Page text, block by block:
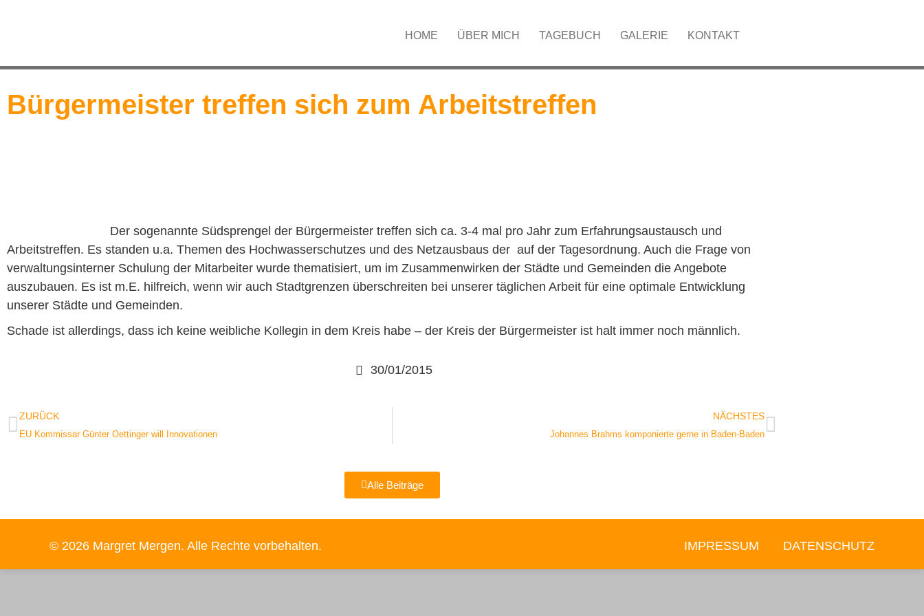
HOME ÜBER MICH TAGEBUCH GALERIE KONTAKT
Bürgermeister treffen sich zum Arbeitstreffen
Der sogenannte Südsprengel der Bürgermeister treffen sich ca. 3-4 mal pro Jahr zum Erfahrungsaustausch und
Arbeitstreffen. Es standen u.a. Themen des Hochwasserschutzes und des Netzausbaus der auf der Tagesordnung. Auch die Frage von
verwaltungsinterner Schulung der Mitarbeiter wurde thematisiert, um im Zusammenwirken der Städte und Gemeinden die Angebote
auszubauen. Es ist m.E. hilfreich, wenn wir auch Stadtgrenzen überschreiten bei unserer täglichen Arbeit für eine optimale Entwicklung
unserer Städte und Gemeinden.
Schade ist allerdings, dass ich keine weibliche Kollegin in dem Kreis habe – der Kreis der Bürgermeister ist halt immer noch männlich.
30/01/2015
ZURÜCK
EU Kommissar Günter Oettinger will Innovationen
NÄCHSTES
Johannes Brahms komponierte gerne in Baden-Baden
Alle Beiträge
© 2026 Margret Mergen. Alle Rechte vorbehalten. IMPRESSUM DATENSCHUTZ